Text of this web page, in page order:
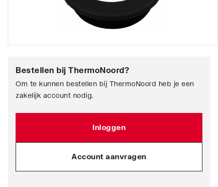
Bestellen bij ThermoNoord?
Om te kunnen bestellen bij ThermoNoord heb je een
zakelijk account nodig.
Inloggen
Account aanvragen